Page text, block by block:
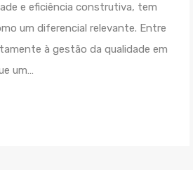
e eficiência construtiva, tem
um diferencial relevante. Entre
à gestão da qualidade em
um…